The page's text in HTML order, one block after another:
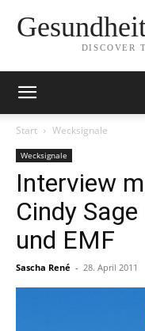
DISCOVER
Start Wecksignale
Wecksignale
Interview
Cindy
und EMF
Sascha René - 28. April 2011